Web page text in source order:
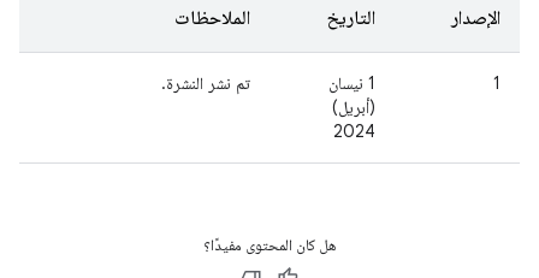
الإصدار التاريخ الملاحظات
1
‫1 نيسان
(أبريل)
2024
تم نشر النشرة.
هل كان المحتوى مفيدًا؟